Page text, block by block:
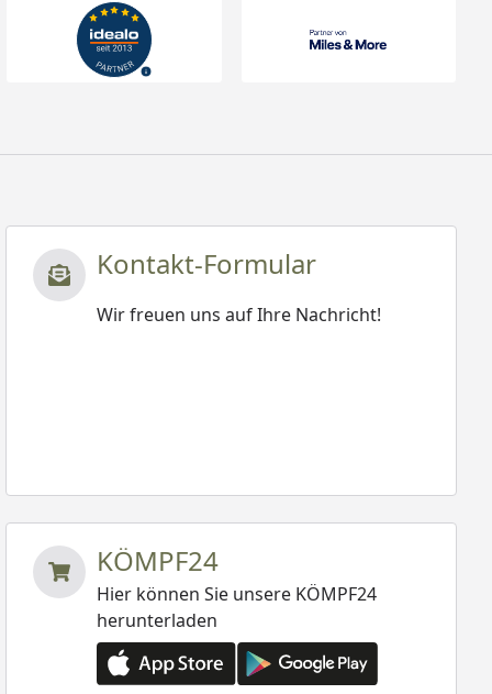
Kontakt-Formular
Wir freuen uns auf Ihre Nachricht!
KÖMPF24
Hier können Sie unsere KÖMPF24
herunterladen